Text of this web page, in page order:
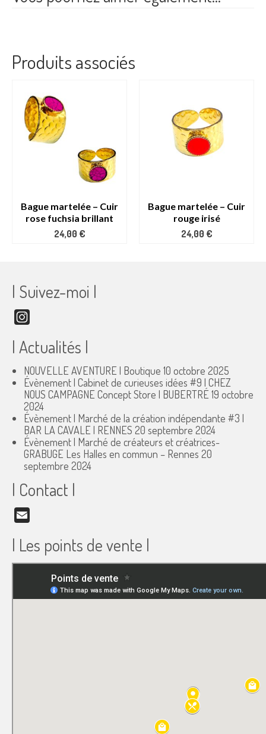
Produits associés
Bague martelée – Cuir
rose fuchsia brillant
24,00 €
Bague martelée – Cuir
rouge irisé
24,00 €
| Suivez-moi |
| Actualités |
NOUVELLE AVENTURE | Boutique 10 octobre 2025
Évènement | Cabinet de curieuses idées #9 | CHEZ
NOUS CAMPAGNE Concept Store | BUBERTRÉ 19 octobre
2024
Évènement | Marché de la création indépendante #3 |
BAR LA CAVALE | RENNES 20 septembre 2024
Évènement | Marché de créateurs et créatrices-
GRABUGE Les Halles en commun – Rennes 20
septembre 2024
| Contact |
| Les points de vente |